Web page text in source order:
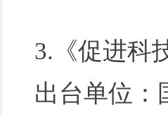
3.《促进科
出台单位：